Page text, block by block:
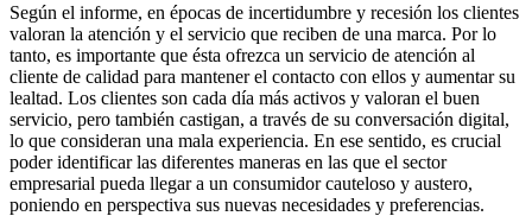
Según el informe, en épocas de incertidumbre y recesión los clientes
valoran la atención y el servicio que reciben de una marca. Por lo
tanto, es importante que ésta ofrezca un servicio de atención al
cliente de calidad para mantener el contacto con ellos y aumentar su
lealtad. Los clientes son cada día más activos y valoran el buen
servicio, pero también castigan, a través de su conversación digital,
lo que consideran una mala experiencia. En ese sentido, es crucial
poder identificar las diferentes maneras en las que el sector
empresarial pueda llegar a un consumidor cauteloso y austero,
poniendo en perspectiva sus nuevas necesidades y preferencias.